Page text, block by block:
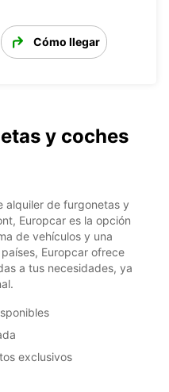
Cómo llegar
y coches
alquiler de furgonetas y
Europcar es la opción
de vehículos y una
Europcar ofrece
a tus necesidades, ya
exclusivos